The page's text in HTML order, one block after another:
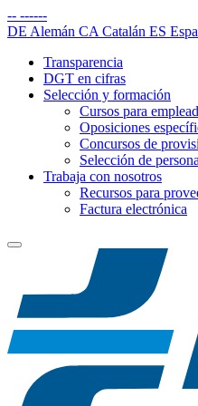
-- ------
DE Alemán CA Catalán ES
Transparencia
DGT en cifras
Selección y formación
Cursos para
Oposiciones
Concursos de
Selección de
Trabaja con nosotros
Recursos para
Factura electrónica